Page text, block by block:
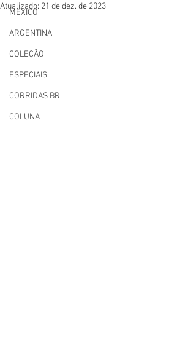
MEXICO
ARGENTINA
COLEÇÃO
ESPECIAIS
CORRIDAS BR
COLUNA
Atualizado: 21 de dez. de 2023